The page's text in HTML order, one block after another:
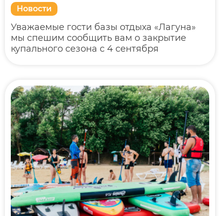
Новости
Уважаемые гости базы отдыха «Лагуна»
мы спешим сообщить вам о закрытие
купального сезона с 4 сентября